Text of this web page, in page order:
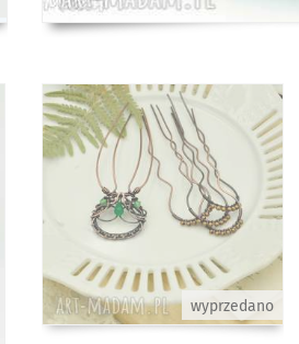
wyprzedano